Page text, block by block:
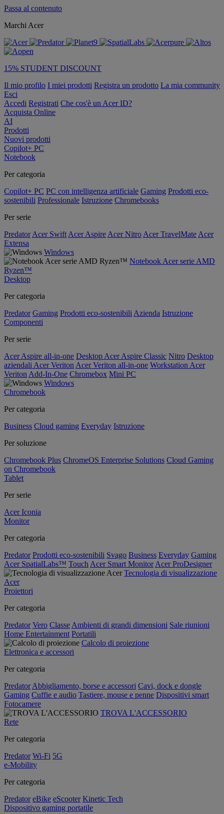
Passa al contenuto
Marchi Acer
15% STUDENT DISCOUNT
Il mio profilo I miei prodotti Registra un prodotto La mia community
Esci
Accedi Registrati Che cos'è un Acer ID?
Acquista Online
AI
Prodotti
Nuovi prodotti
Copilot+ PC
Notebook
Per categoria
Copilot+ PC PC con intelligenza artificiale Gaming Prodotti eco-
sostenibili Professionale Istruzione Chromebooks
Per serie
Predator Acer Swift Acer Aspire Acer Nitro Acer TravelMate Acer
Extensa
Windows
Notebook Acer serie AMD
Ryzen™
Desktop
Per categoria
Predator Gaming Prodotti eco-sostenibili Azienda Istruzione
Componenti
Per serie
Acer Aspire all-in-one Desktop Acer Aspire Classic Nitro Desktop
aziendali Acer Veriton Acer Veriton all-in-one Workstation Acer
Veriton Add-In-One Chromebox Mini PC
Windows
Chromebook
Per categoria
Business Cloud gaming Everyday Istruzione
Per soluzione
Chromebook Plus ChromeOS Enterprise Solutions Cloud Gaming
on Chromebook
Tablet
Per serie
Acer Iconia
Monitor
Per categoria
Predator Prodotti eco-sostenibili Svago Business Everyday Gaming
Acer SpatialLabs™ Touch Acer Smart Monitor Acer ProDesigner
Tecnologia di visualizzazione
Acer
Proiettori
Per categoria
Predator Vero Classe Ambienti di grandi dimensioni Sale riunioni
Home Entertainment Portatili
Calcolo di proiezione
Elettronica e accessori
Per categoria
Predator Abbigliamento, borse e accessori Cavi, dock e dongle
Gaming Cuffie e audio Tastiere, mouse e penne Dispositivi smart
Fotocamere
TROVA L'ACCESSORIO
Rete
Per categoria
Predator Wi-Fi 5G
e-Mobility
Per categoria
Predator eBike eScooter Kinetic Tech
Dispositivo gaming portatile